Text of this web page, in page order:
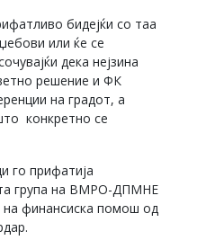
бидејќи со таа
или ќе се
дека нејзина
решение и ФК
на градот, а
конкретно се
го прифатија
група на ВМРО-ДПМНЕ
на финансиска помош од